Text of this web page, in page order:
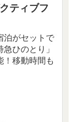
ティブフ
泊がセットで
ひのとり」
！移動時間も